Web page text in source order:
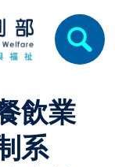
飲業
系